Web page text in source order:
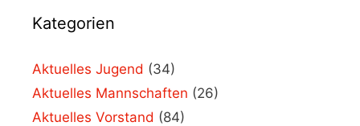
Kategorien
Aktuelles Jugend (34)
Aktuelles Mannschaften (26)
Aktuelles Vorstand (84)